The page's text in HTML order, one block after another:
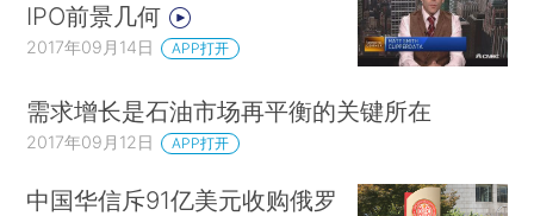
IPO前景几何
2017年09月14日 APP打开
需求增长是石油市场再平衡的关键所在
2017年09月12日 APP打开
中国华信斥91亿美元收购俄罗